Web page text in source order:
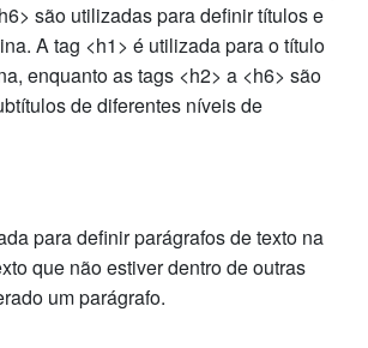
são utilizadas para definir títulos e
A tag <h1> é utilizada para o título
enquanto as tags <h2> a <h6> são
de diferentes níveis de
para definir parágrafos de texto na
que não estiver dentro de outras
um parágrafo.